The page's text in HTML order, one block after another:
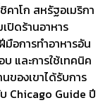
คาโก สหรัฐอเมริกา
ปิดร้านอาหาร
อการทำอาหารอัน
และการใช้เทคนิค
ของเขาได้รับการ
Chicago Guide ปี